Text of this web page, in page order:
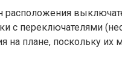
расположения
с переключателями
на плане, поскольку их